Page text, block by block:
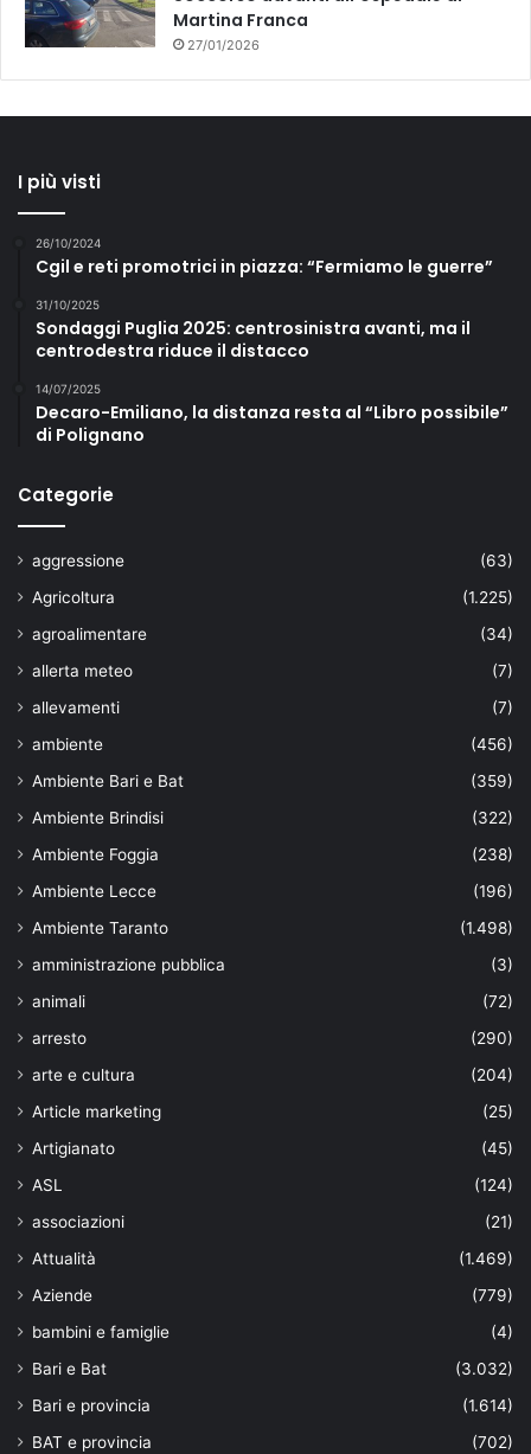
Martina Franca
27/01/2026
I più visti
26/10/2024
Cgil e reti promotrici in piazza: “Fermiamo le guerre”
31/10/2025
Sondaggi Puglia 2025: centrosinistra avanti, ma il
centrodestra riduce il distacco
14/07/2025
Decaro-Emiliano, la distanza resta al “Libro possibile”
di Polignano
Categorie
aggressione
(63)
Agricoltura
(1.225)
agroalimentare
(34)
allerta meteo
(7)
allevamenti
(7)
ambiente
(456)
Ambiente Bari e Bat
(359)
Ambiente Brindisi
(322)
Ambiente Foggia
(238)
Ambiente Lecce
(196)
Ambiente Taranto
(1.498)
amministrazione pubblica
(3)
animali
(72)
arresto
(290)
arte e cultura
(204)
Article marketing
(25)
Artigianato
(45)
ASL
(124)
associazioni
(21)
Attualità
(1.469)
Aziende
(779)
bambini e famiglie
(4)
Bari e Bat
(3.032)
Bari e provincia
(1.614)
BAT e provincia
(702)